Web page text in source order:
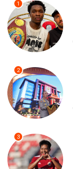
1
2
3